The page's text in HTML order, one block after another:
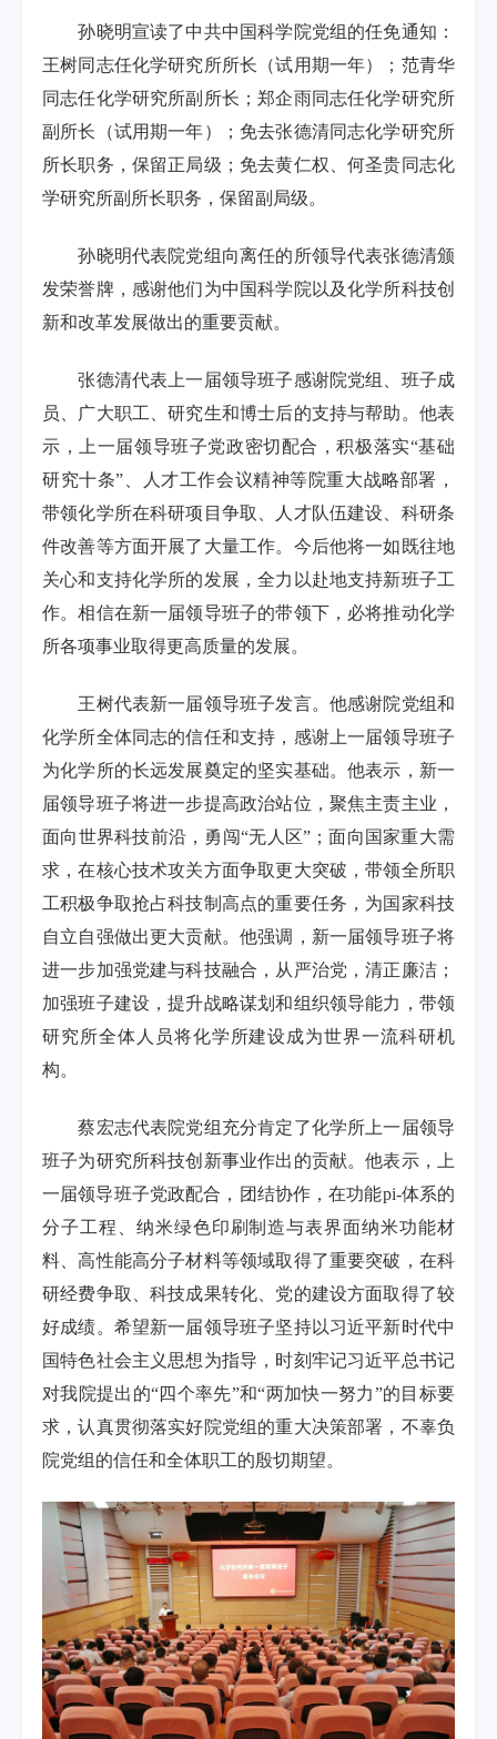
孙晓明宣读了中共中国科学院党组的任免通知：
王树同志任化学研究所所长（试用期一年）；范青华
同志任化学研究所副所长；郑企雨同志任化学研究所
副所长（试用期一年）；免去张德清同志化学研究所
所长职务，保留正局级；免去黄仁权、何圣贵同志化
学研究所副所长职务，保留副局级。
孙晓明代表院党组向离任的所领导代表张德清颁
发荣誉牌，感谢他们为中国科学院以及化学所科技创
新和改革发展做出的重要贡献。
张德清代表上一届领导班子感谢院党组、班子成
员、广大职工、研究生和博士后的支持与帮助。他表
示，上一届领导班子党政密切配合，积极落实“基础
研究十条”、人才工作会议精神等院重大战略部署，
带领化学所在科研项目争取、人才队伍建设、科研条
件改善等方面开展了大量工作。今后他将一如既往地
关心和支持化学所的发展，全力以赴地支持新班子工
作。相信在新一届领导班子的带领下，必将推动化学
所各项事业取得更高质量的发展。
王树代表新一届领导班子发言。他感谢院党组和
化学所全体同志的信任和支持，感谢上一届领导班子
为化学所的长远发展奠定的坚实基础。他表示，新一
届领导班子将进一步提高政治站位，聚焦主责主业，
面向世界科技前沿，勇闯“无人区” ；面向国家重大需
求，在核心技术攻关方面争取更大突破，带领全所职
工积极争取抢占科技制高点的重要任务，为国家科技
自立自强做出更大贡献。他强调，新一届领导班子将
进一步加强党建与科技融合，从严治党，清正廉洁；
加强班子建设，提升战略谋划和组织领导能力，带领
研究所全体人员将化学所建设成为世界一流科研机
构。
蔡宏志代表院党组充分肯定了化学所上一届领导
班子为研究所科技创新事业作出的贡献。他表示，上
一届领导班子党政配合，团结协作，在功能pi-体系的
分子工程、纳米绿色印刷制造与表界面纳米功能材
料、高性能高分子材料等领域取得了重要突破，在科
研经费争取、科技成果转化、党的建设方面取得了较
好成绩。希望新一届领导班子坚持以习近平新时代中
国特色社会主义思想为指导，时刻牢记习近平总书记
对我院提出的“四个率先”和“两加快一努力”的目标要
求，认真贯彻落实好院党组的重大决策部署，不辜负
院党组的信任和全体职工的殷切期望。